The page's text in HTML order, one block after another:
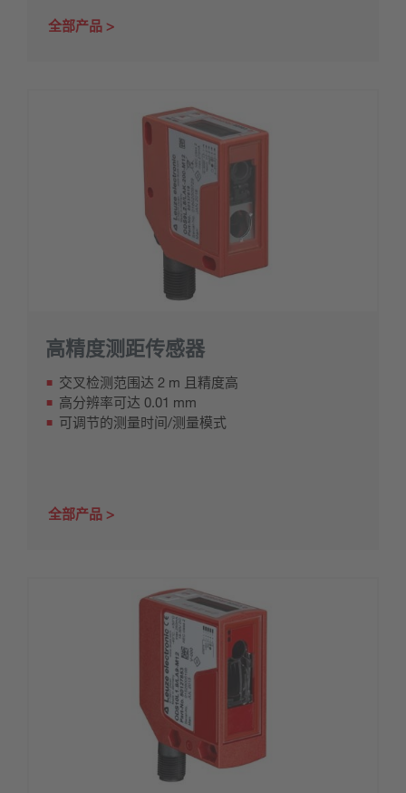
全部产品
高精度测距传感器
交叉检测范围达 2 m 且精度高
高分辨率可达 0.01 mm
可调节的测量时间/测量模式
全部产品